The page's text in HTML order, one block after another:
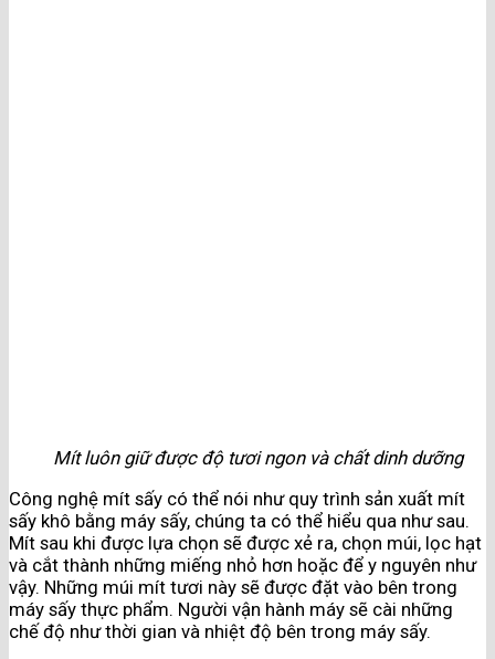
Mít luôn giữ được độ tươi ngon và chất dinh dưỡng
Công nghệ mít sấy có thể nói như quy trình sản xuất mít
sấy khô bằng máy sấy, chúng ta có thể hiểu qua như sau.
Mít sau khi được lựa chọn sẽ được xẻ ra, chọn múi, lọc hạt
và cắt thành những miếng nhỏ hơn hoặc để y nguyên như
vậy. Những múi mít tươi này sẽ được đặt vào bên trong
máy sấy thực phẩm. Người vận hành máy sẽ cài những
chế độ như thời gian và nhiệt độ bên trong máy sấy.